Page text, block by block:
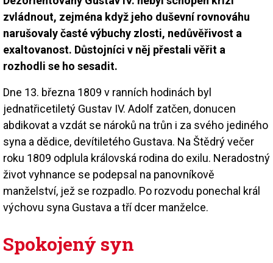
zvládnout, zejména když jeho duševní rovnováhu
narušovaly časté výbuchy zlosti, nedůvěřivost a
exaltovanost. Důstojníci v něj přestali věřit a
rozhodli se ho sesadit.
Dne 13. března 1809 v ranních hodinách byl
jednatřicetiletý Gustav IV. Adolf zatčen, donucen
abdikovat a vzdát se nároků na trůn i za svého jediného
syna a dědice, devítiletého Gustava. Na Štědrý večer
roku 1809 odplula královská rodina do exilu. Neradostný
život vyhnance se podepsal na panovníkově
manželství, jež se rozpadlo. Po rozvodu ponechal král
výchovu syna Gustava a tří dcer manželce.
Spokojený syn